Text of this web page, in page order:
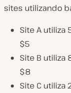
sites utilizando
Site A utiliza
$5
Site B utiliza
$8
Site C utiliza